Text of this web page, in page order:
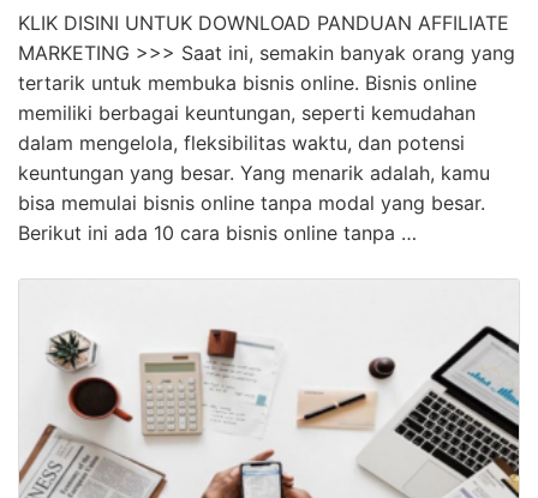
KLIK DISINI UNTUK DOWNLOAD PANDUAN AFFILIATE
MARKETING >>> Saat ini, semakin banyak orang yang
tertarik untuk membuka bisnis online. Bisnis online
memiliki berbagai keuntungan, seperti kemudahan
dalam mengelola, fleksibilitas waktu, dan potensi
keuntungan yang besar. Yang menarik adalah, kamu
bisa memulai bisnis online tanpa modal yang besar.
Berikut ini ada 10 cara bisnis online tanpa …